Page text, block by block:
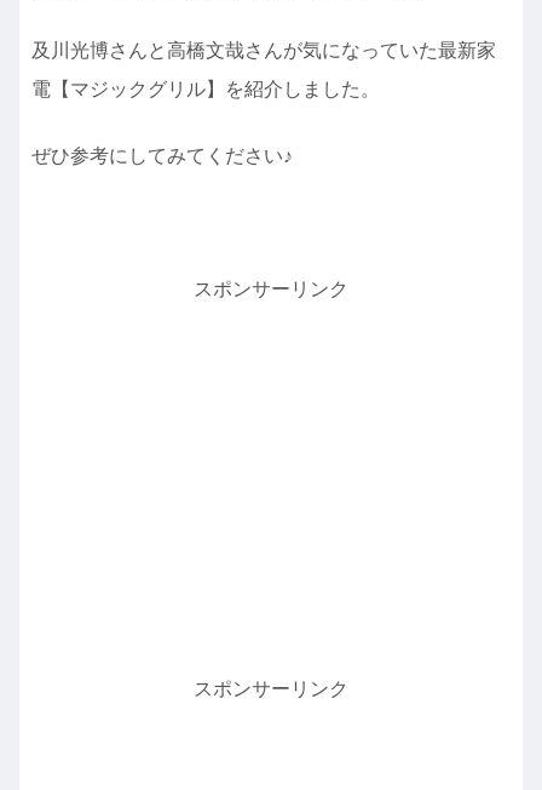
及川光博さんと高橋文哉さんが気になっていた最新家
電【マジックグリル】を紹介しました。
ぜひ参考にしてみてください♪
スポンサーリンク
スポンサーリンク